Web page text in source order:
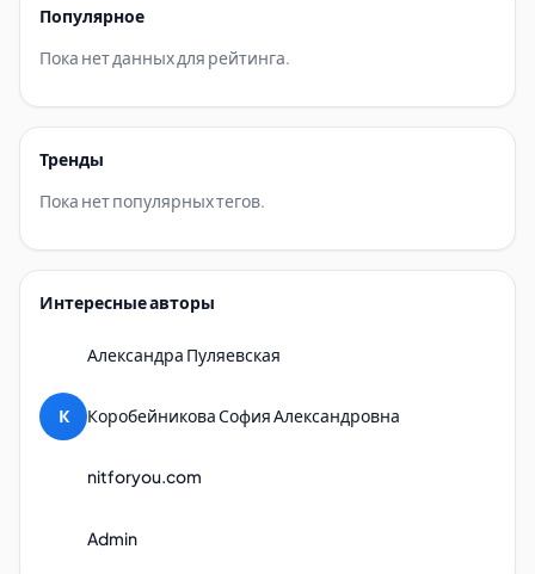
Популярное
Пока нет данных для рейтинга.
Тренды
Пока нет популярных тегов.
Интересные авторы
Александра Пуляевская
К Коробейникова София Александровна
nitforyou.com
Admin